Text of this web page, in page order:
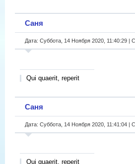
Саня
Дата: Суббота, 14 Ноября 2020, 11:40:29 |
Qui quaerit, reperit
Саня
Дата: Суббота, 14 Ноября 2020, 11:41:04 |
Qui quaerit, reperit